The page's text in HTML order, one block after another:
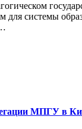
для системы
МПГУ в